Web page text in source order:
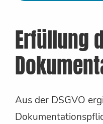
Erfüllung
Aus der DSGVO